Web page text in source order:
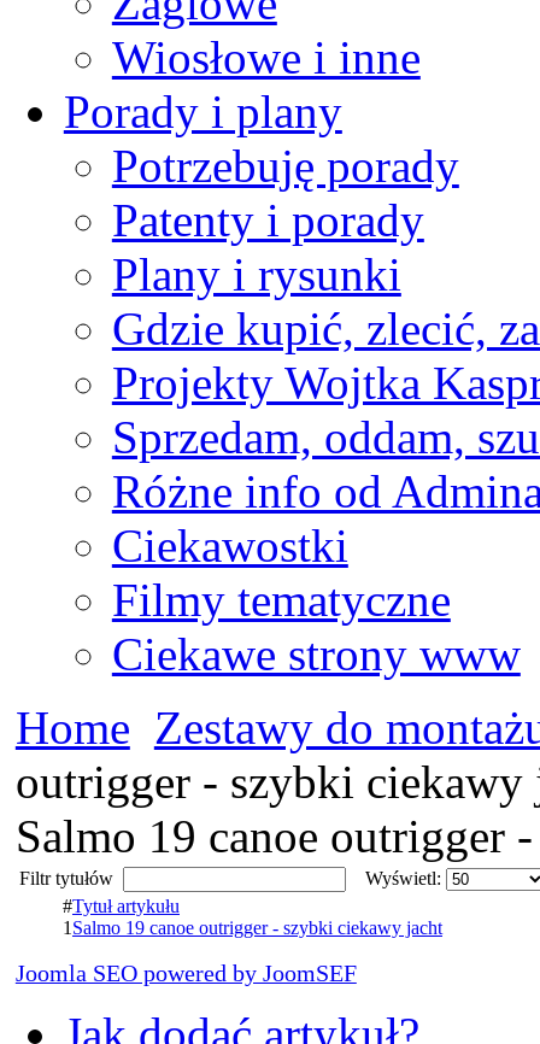
Wiosłowe i inne
Porady i plany
Potrzebuję porady
Patenty i porady
Plany i rysunki
Gdzie kupić, zlecić,
Projekty Wojtka
Sprzedam, oddam,
Różne info od
Ciekawostki
Filmy tematyczne
Ciekawe strony www
Home Zestawy do
outrigger - szybki ciekawy
Salmo 19 canoe outrigger
Filtr tytułów
Wyświetl:
#Tytuł artykułu
1 Salmo 19 canoe outrigger - szybki ciekawy jacht
Joomla SEO powered by JoomSEF
Jak dodać artykuł?